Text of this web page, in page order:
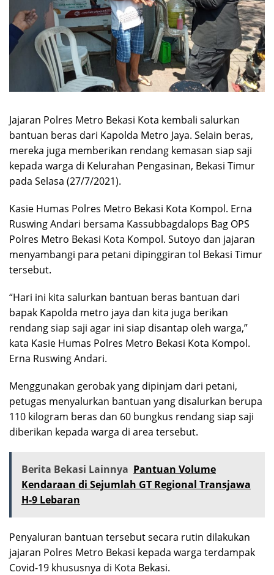
Jajaran Polres Metro Bekasi Kota kembali salurkan
bantuan beras dari Kapolda Metro Jaya. Selain beras,
mereka juga memberikan rendang kemasan siap saji
kepada warga di Kelurahan Pengasinan, Bekasi Timur
pada Selasa (27/7/2021).
Kasie Humas Polres Metro Bekasi Kota Kompol. Erna
Ruswing Andari bersama Kassubbagdalops Bag OPS
Polres Metro Bekasi Kota Kompol. Sutoyo dan jajaran
menyambangi para petani dipinggiran tol Bekasi Timur
tersebut.
“Hari ini kita salurkan bantuan beras bantuan dari
bapak Kapolda metro jaya dan kita juga berikan
rendang siap saji agar ini siap disantap oleh warga,”
kata Kasie Humas Polres Metro Bekasi Kota Kompol.
Erna Ruswing Andari.
Menggunakan gerobak yang dipinjam dari petani,
petugas menyalurkan bantuan yang disalurkan berupa
110 kilogram beras dan 60 bungkus rendang siap saji
diberikan kepada warga di area tersebut.
Berita Bekasi Lainnya Pantuan Volume
Kendaraan di Sejumlah GT Regional Transjawa
H-9 Lebaran
Penyaluran bantuan tersebut secara rutin dilakukan
jajaran Polres Metro Bekasi kepada warga terdampak
Covid-19 khususnya di Kota Bekasi.